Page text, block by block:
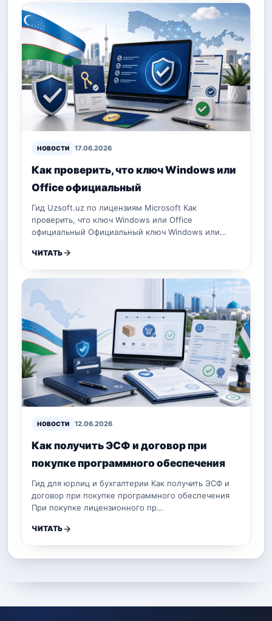
НОВОСТИ 17.06.2026
Как проверить, что ключ Windows или
Office официальный
Гид Uzsoft.uz по лицензиям Microsoft Как
проверить, что ключ Windows или Office
официальный Официальный ключ Windows или…
ЧИТАТЬ
НОВОСТИ 12.06.2026
Как получить ЭСФ и договор при
покупке программного обеспечения
Гид для юрлиц и бухгалтерии Как получить ЭСФ и
договор при покупке программного обеспечения
При покупке лицензионного пр…
ЧИТАТЬ